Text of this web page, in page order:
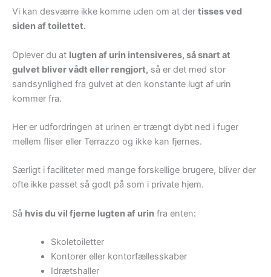
Vi kan desværre ikke komme uden om at der tisses ved
siden af toilettet.
Oplever du at lugten af urin intensiveres, så snart at
gulvet bliver vådt eller rengjort, så er det med stor
sandsynlighed fra gulvet at den konstante lugt af urin
kommer fra.
Her er udfordringen at urinen er trængt dybt ned i fuger
mellem fliser eller Terrazzo og ikke kan fjernes.
Særligt i faciliteter med mange forskellige brugere, bliver der
ofte ikke passet så godt på som i private hjem.
Så hvis du vil fjerne lugten af urin fra enten:
Skoletoiletter
Kontorer eller kontorfællesskaber
Idrætshaller